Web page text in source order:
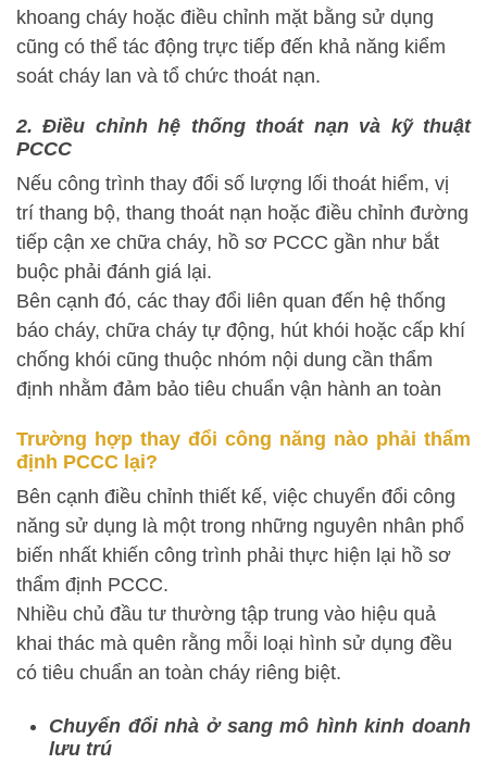
khoang cháy hoặc điều chỉnh mặt bằng sử dụng
cũng có thể tác động trực tiếp đến khả năng kiểm
soát cháy lan và tổ chức thoát nạn.
2. Điều chỉnh hệ thống thoát nạn và kỹ thuật
PCCC
Nếu công trình thay đổi số lượng lối thoát hiểm, vị
trí thang bộ, thang thoát nạn hoặc điều chỉnh đường
tiếp cận xe chữa cháy, hồ sơ PCCC gần như bắt
buộc phải đánh giá lại.
Bên cạnh đó, các thay đổi liên quan đến hệ thống
báo cháy, chữa cháy tự động, hút khói hoặc cấp khí
chống khói cũng thuộc nhóm nội dung cần thẩm
định nhằm đảm bảo tiêu chuẩn vận hành an toàn
Trường hợp thay đổi công năng nào phải thẩm
định PCCC lại?
Bên cạnh điều chỉnh thiết kế, việc chuyển đổi công
năng sử dụng là một trong những nguyên nhân phổ
biến nhất khiến công trình phải thực hiện lại hồ sơ
thẩm định PCCC.
Nhiều chủ đầu tư thường tập trung vào hiệu quả
khai thác mà quên rằng mỗi loại hình sử dụng đều
có tiêu chuẩn an toàn cháy riêng biệt.
Chuyển đổi nhà ở sang mô hình kinh doanh
lưu trú